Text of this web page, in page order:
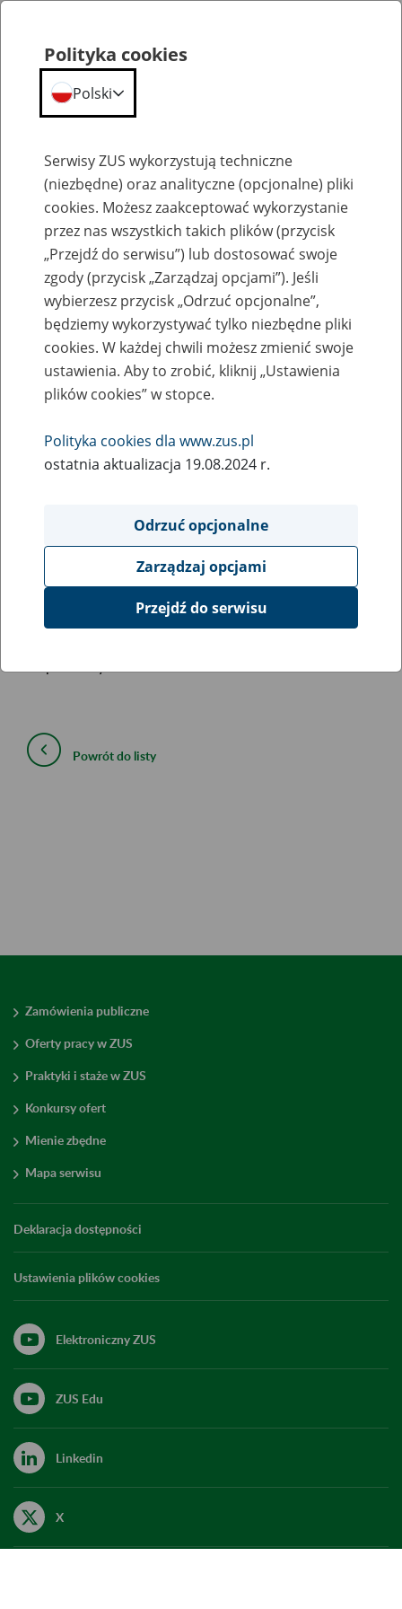
Komunikaty
Wdrożenie nowej metryki programu
Płatnik 27 maja 2022 r.
26
maja
2022
23:30 mogą wystąpić w programie Płatnik ograniczenia w
komunikacji elektronicznej z ZUS.
W tym czasie planujemy wdrożenie nowej metryki nr 244
dla wersji 10.02.002 programu Płatnik.
Metryka będzie automatycznie pobierana podczas
Powrót do listy
Zamówienia publiczne
Oferty pracy w ZUS
Praktyki i staże w ZUS
Konkursy ofert
Mienie zbędne
Mapa serwisu
Deklaracja dostępności
Ustawienia plików cookies
Elektroniczny ZUS
ZUS Edu
Linkedin
X
Polityka cookies
Polski
Serwisy ZUS wykorzystują techniczne
(niezbędne) oraz analityczne (opcjonalne) pliki
cookies. Możesz zaakceptować wykorzystanie
przez nas wszystkich takich plików (przycisk
„Przejdź do serwisu”) lub dostosować swoje
zgody (przycisk „Zarządzaj opcjami”). Jeśli
wybierzesz przycisk „Odrzuć opcjonalne”,
będziemy wykorzystywać tylko niezbędne pliki
cookies. W każdej chwili możesz zmienić swoje
ustawienia. Aby to zrobić, kliknij „Ustawienia
plików cookies” w stopce.
Polityka cookies dla www.zus.pl
ostatnia aktualizacja 19.08.2024 r.
Odrzuć opcjonalne
Zarządzaj opcjami
Przejdź do serwisu